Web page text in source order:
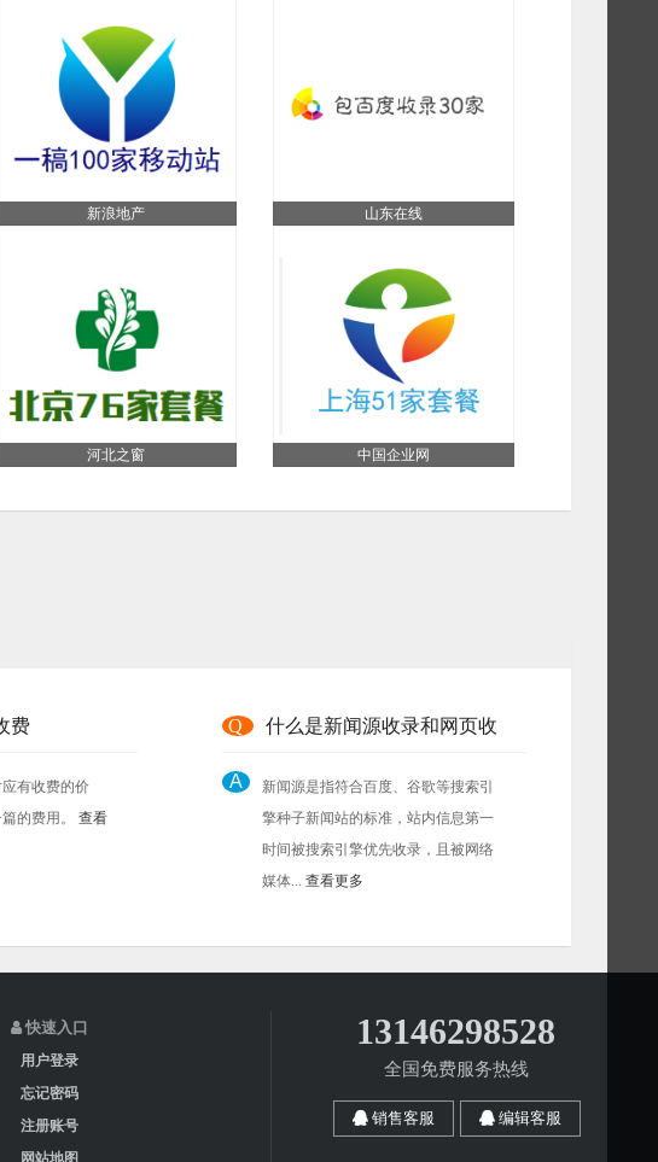
新浪地产 山东在线
河北之窗 中国企业网
费
有收费的价
的费用。 查看
Q 什么是新闻源收录和网页收
A
新闻源是指符合百度、谷歌等搜索引
擎种子新闻站的标准，站内信息第一
时间被搜索引擎优先收录，且被网络
媒体... 查看更多
快速入口
用户登录
忘记密码
注册账号
网站地图
13146298528
全国免费服务热线
销售客服 编辑客服